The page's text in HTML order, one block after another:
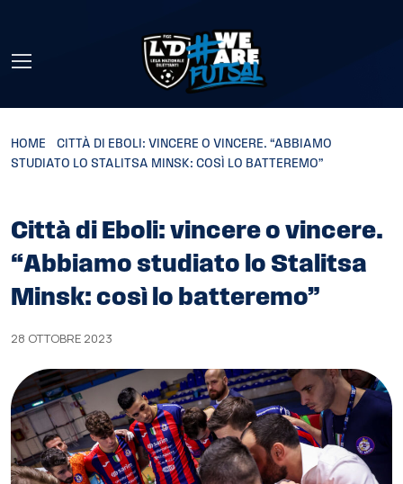
HOME
CITTÀ DI EBOLI: VINCERE O VINCERE. “ABBIAMO
STUDIATO LO STALITSA MINSK: COSÌ LO BATTEREMO”
Città di Eboli: vincere o vincere.
“Abbiamo studiato lo Stalitsa
Minsk: così lo batteremo”
28 OTTOBRE 2023